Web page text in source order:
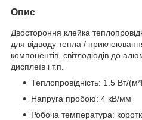
Опис
Двостороння клейка
для відводу тепла /
компонентів, світлодіодів до
дисплеїв і т.п.
Теплопровідність: 1.5 Вт/
Напруга пробою: 4 кВ/мм
Робоча температура: